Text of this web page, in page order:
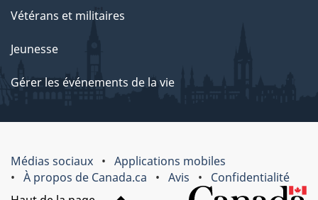
Vétérans et militaires
Jeunesse
Gérer les événements de la vie
Médias sociaux
Applications mobiles
À propos de Canada.ca
Avis
Confidentialité